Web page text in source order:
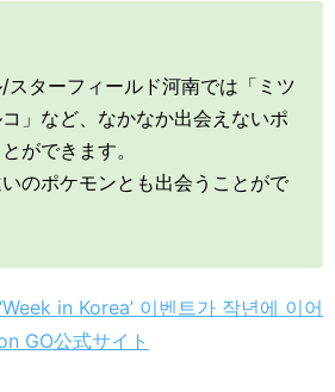
スターフィールド河南では「ミツ
」など、なかなか出会えないポ
ができます。
のポケモンとも出会うことがで
in Korea’ 이벤트가 작년에 이어
GO公式サイト